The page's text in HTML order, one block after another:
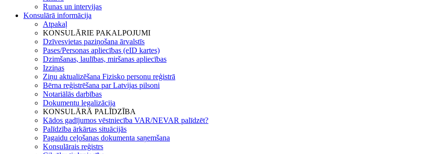
Runas un intervijas
Konsulārā informācija
Atpakaļ
KONSULĀRIE PAKALPOJUMI
Dzīvesvietas paziņošana ārvalstīs
Pases/Personas apliecības (eID kartes)
Dzimšanas, laulības, miršanas apliecības
Izziņas
Ziņu aktualizēšana Fizisko personu reģistrā
Bērna reģistrēšana par Latvijas pilsoni
Notariālās darbības
Dokumentu legalizācija
KONSULĀRĀ PALĪDZĪBA
Kādos gadījumos vēstniecība VAR/NEVAR palīdzēt?
Palīdzība ārkārtas situācijās
Pagaidu ceļošanas dokumenta saņemšana
Konsulārais reģistrs